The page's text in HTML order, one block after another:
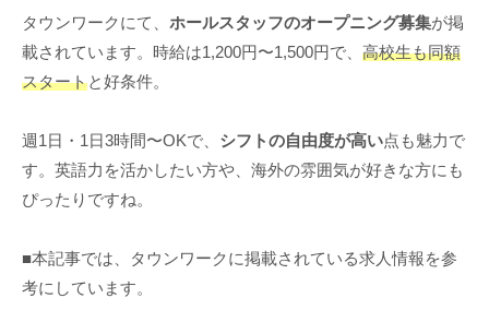
タウンワークにて、 ホールスタッフのオープニング募集が掲
載されています。時給は1,200円〜1,500円で、 高校生も同額
スタートと好条件。
週1日・1日3時間〜OKで、 シフトの自由度が高い点も魅力で
す。英語力を活かしたい方や、海外の雰囲気が好きな方にも
ぴったりですね。
■本記事では、タウンワークに掲載されている求人情報を参
考にしています。